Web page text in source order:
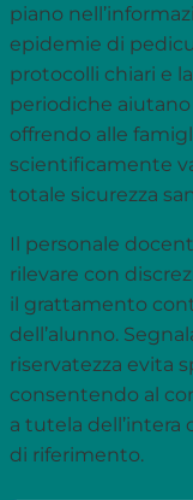
piano
epidemie di
protocolli chiari e
periodiche
offrendo alle
scientificamente
totale sicurezza
Il personale
rilevare con
il grattamento
dell’alunno.
riservatezza evita
consentendo al
a tutela dell’intera
di riferimento.